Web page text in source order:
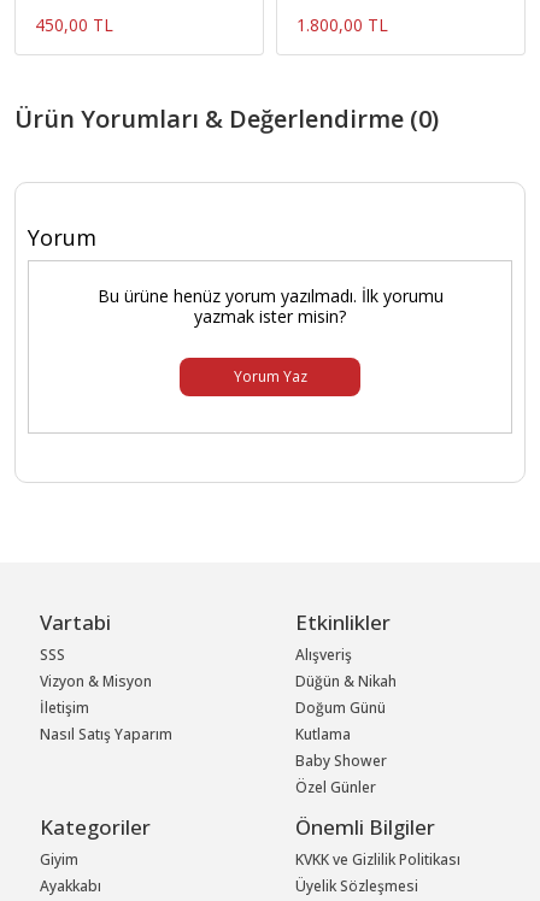
450,00 TL 1.800,00 TL
Ürün Yorumları & Değerlendirme (0)
Yorum
Bu ürüne henüz yorum yazılmadı. İlk yorumu
yazmak ister misin?
Yorum Yaz
Vartabi
SSS
Vizyon & Misyon
İletişim
Nasıl Satış Yaparım
Etkinlikler
Alışveriş
Düğün & Nikah
Doğum Günü
Kutlama
Baby Shower
Özel Günler
Kategoriler
Giyim
Ayakkabı
Önemli Bilgiler
KVKK ve Gizlilik Politikası
Üyelik Sözleşmesi